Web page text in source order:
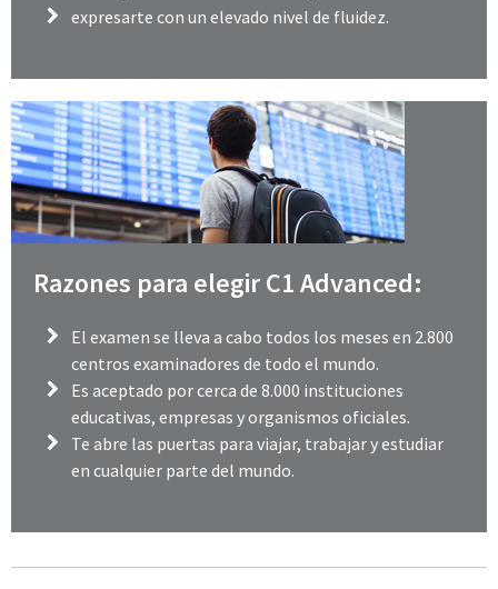
expresarte con un elevado nivel de fluidez.
Razones para elegir C1 Advanced:
El examen se lleva a cabo todos los meses en 2.800
centros examinadores de todo el mundo.
Es aceptado por cerca de 8.000 instituciones
educativas, empresas y organismos oficiales.
Te abre las puertas para viajar, trabajar y estudiar
en cualquier parte del mundo.